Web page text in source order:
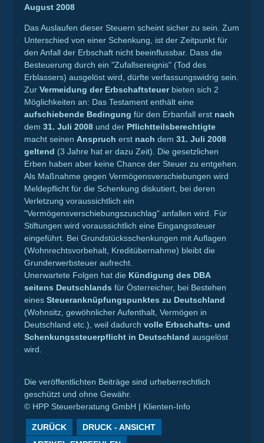
August 2008
Das Auslaufen dieser Steuern scheint sicher zu sein. Zum
Unterschied von einer Schenkung, ist der Zeitpunkt für
den Anfall der Erbschaft nicht beeinflussbar. Dass die
Besteuerung durch ein "Zufallsereignis" (Tod des
Erblassers) ausgelöst wird, dürfte verfassungswidrig sein.
Zur Vermeidung der Erbschaftsteuer bieten sich 2
Möglichkeiten an: Das Testament enthält eine
aufschiebende Bedingung für den Erbanfall erst nach
dem 31. Juli 2008 und der Pflichtteilsberechtigte
macht seinen Anspruch erst nach dem 31. Juli 2008
geltend (3 Jahre hat er dazu Zeit). Die gesetzlichen
Erben haben aber keine Chance der Steuer zu entgehen.
Als Maßnahme gegen Vermögensverschiebungen wird
Meldepflicht für die Schenkung diskutiert, bei deren
Verletzung voraussichtlich ein
"Vermögensverschiebungszuschlag" anfallen wird. Für
Stiftungen wird voraussichtlich eine Eingangssteuer
eingeführt. Bei Grundstücksschenkungen mit Auflagen
(Wohnrechtsvorbehalt, Kreditübernahme) bleibt die
Grunderwerbsteuer aufrecht.
Unerwartete Folgen hat die Kündigung des DBA
seitens Deutschlands für Österreicher, bei Bestehen
eines Steueranknüpfungspunktes zu Deutschland
(Wohnsitz, gewöhnlicher Aufenthalt, Vermögen in
Deutschland etc.), weil dadurch volle Erbschafts- und
Schenkungssteuerpflicht in Deutschland ausgelöst
wird.
Die veröffentlichten Beiträge sind urheberrechtlich
geschützt und ohne Gewähr.
© HPP Steuerberatung GmbH | Klienten-Info
ZURÜCK
DRUCK - ANSICHT